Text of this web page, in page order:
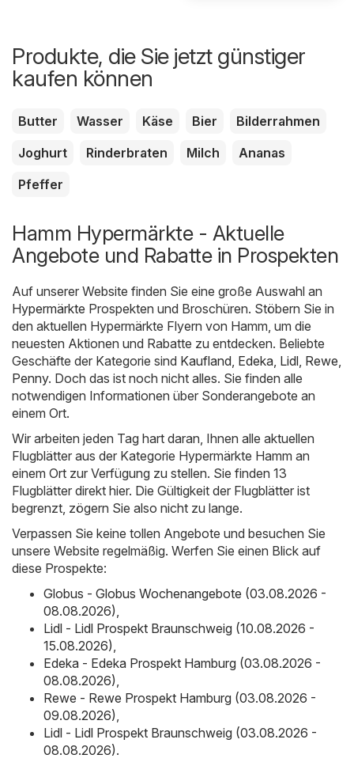
Produkte, die Sie jetzt günstiger
kaufen können
Butter Wasser Käse Bier
Bilderrahmen
Joghurt
Rinderbraten Milch
Ananas
Pfeffer
Hamm Hypermärkte - Aktuelle
Angebote und Rabatte in Prospekten
Auf unserer Website finden Sie eine große Auswahl an
Hypermärkte Prospekten und Broschüren. Stöbern Sie in
den aktuellen Hypermärkte Flyern von Hamm, um die
neuesten Aktionen und Rabatte zu entdecken. Beliebte
Geschäfte der Kategorie sind Kaufland Edeka Lidl Rewe
Penny. Doch das ist noch nicht alles. Sie finden alle
notwendigen Informationen über Sonderangebote an
einem Ort.
Wir arbeiten jeden Tag hart daran, Ihnen alle aktuellen
Flugblätter aus der Kategorie Hypermärkte Hamm an
einem Ort zur Verfügung zu stellen. Sie finden 13
Flugblätter direkt hier. Die Gültigkeit der Flugblätter ist
begrenzt, zögern Sie also nicht zu lange.
Verpassen Sie keine tollen Angebote und besuchen Sie
unsere Website regelmäßig. Werfen Sie einen Blick auf
diese Prospekte:
Globus - Globus Wochenangebote (03.08.2026 -
08.08.2026)
Lidl - Lidl Prospekt Braunschweig (10.08.2026 -
15.08.2026)
Edeka - Edeka Prospekt Hamburg (03.08.2026 -
08.08.2026)
Rewe - Rewe Prospekt Hamburg (03.08.2026 -
09.08.2026)
Lidl - Lidl Prospekt Braunschweig (03.08.2026 -
08.08.2026).